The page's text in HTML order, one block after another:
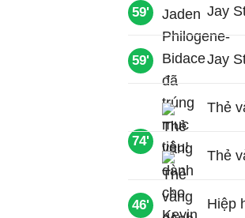
74'
59' Jay
59' Jay
Thẻ
Thẻ
46' Hiệp